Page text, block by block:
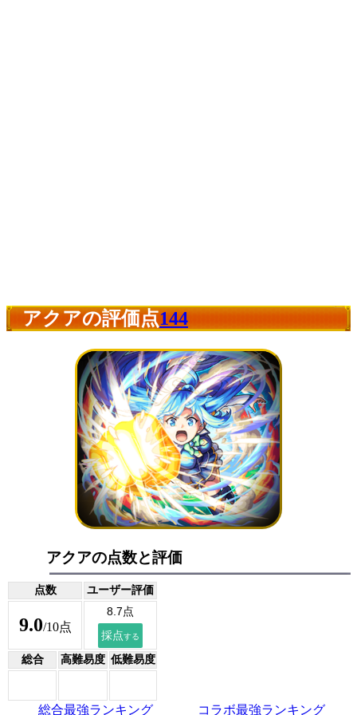
アクアの評価点144
アクアの点数と評価
点数 ユーザー評価
9.0/10点
総合 高難易度 低難易度
総合最強ランキング コラボ最強ランキング